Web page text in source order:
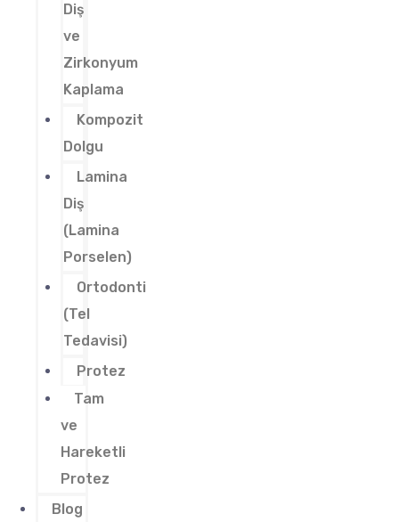
Diş
ve
Zirkonyum
Kaplama
Kompozit
Dolgu
Lamina
Diş
(Lamina
Porselen)
Ortodonti
(Tel
Tedavisi)
Protez
Tam
ve
Hareketli
Protez
Blog